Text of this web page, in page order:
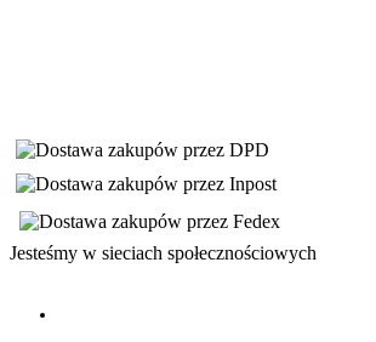
Jesteśmy w sieciach społecznościowych